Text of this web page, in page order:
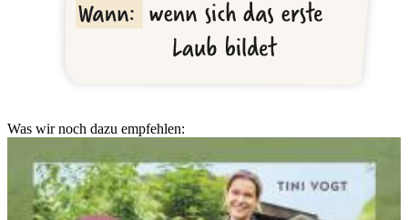
Was wir noch dazu empfehlen: